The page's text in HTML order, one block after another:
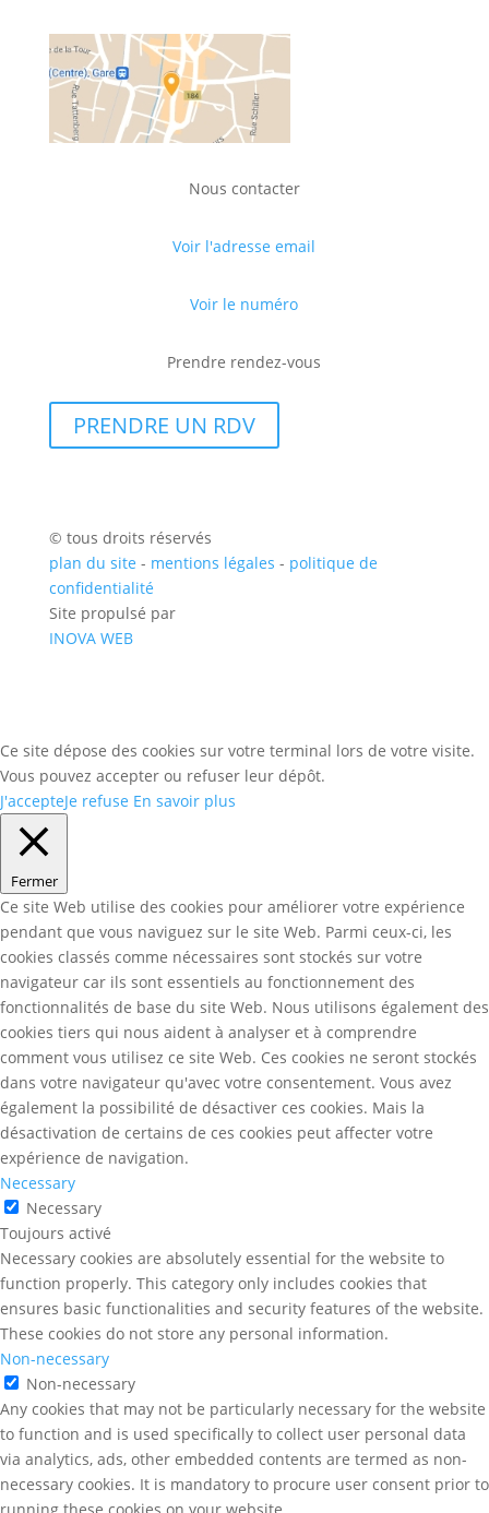
Nous contacter
Voir l'adresse email
Voir le numéro
Prendre rendez-vous
PRENDRE UN RDV
© tous droits réservés
plan du site - mentions légales - politique de
confidentialité
Site propulsé par
INOVA WEB
Ce site dépose des cookies sur votre terminal lors de votre visite.
Vous pouvez accepter ou refuser leur dépôt.
J'accepteJe refuse En savoir plus
Fermer
Ce site Web utilise des cookies pour améliorer votre expérience
pendant que vous naviguez sur le site Web. Parmi ceux-ci, les
cookies classés comme nécessaires sont stockés sur votre
navigateur car ils sont essentiels au fonctionnement des
fonctionnalités de base du site Web. Nous utilisons également des
cookies tiers qui nous aident à analyser et à comprendre
comment vous utilisez ce site Web. Ces cookies ne seront stockés
dans votre navigateur qu'avec votre consentement. Vous avez
également la possibilité de désactiver ces cookies. Mais la
désactivation de certains de ces cookies peut affecter votre
expérience de navigation.
Necessary
Necessary
Toujours activé
Necessary cookies are absolutely essential for the website to
function properly. This category only includes cookies that
ensures basic functionalities and security features of the website.
These cookies do not store any personal information.
Non-necessary
Non-necessary
Any cookies that may not be particularly necessary for the website
to function and is used specifically to collect user personal data
via analytics, ads, other embedded contents are termed as non-
necessary cookies. It is mandatory to procure user consent prior to